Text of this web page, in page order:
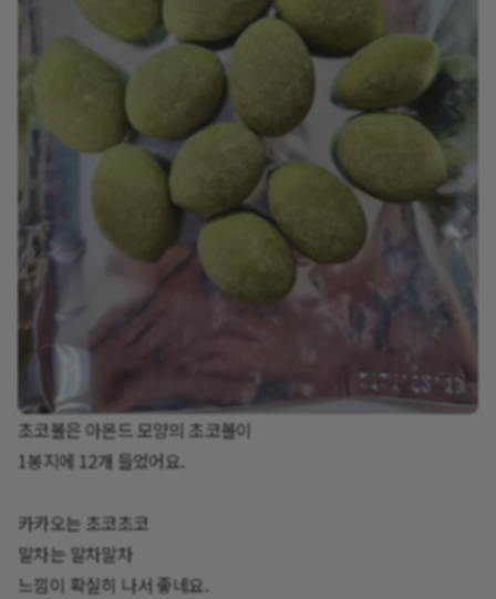
초코볼은 아몬드 모양의 초코볼이
1봉지에 12개 들었어요.
카카오는 초코초코
말차는 말차말차
느낌이 확실히 나서 좋네요.